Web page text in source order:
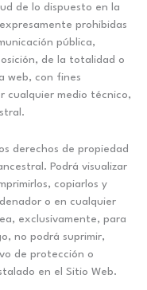
de lo dispuesto en la
prohibidas
pública,
de la totalidad o
web, con fines
cualquier medio técnico,
derechos de propiedad
Podrá visualizar
copiarlos y
o en cualquier
exclusivamente, para
no podrá suprimir,
de protección o
en el Sitio Web.